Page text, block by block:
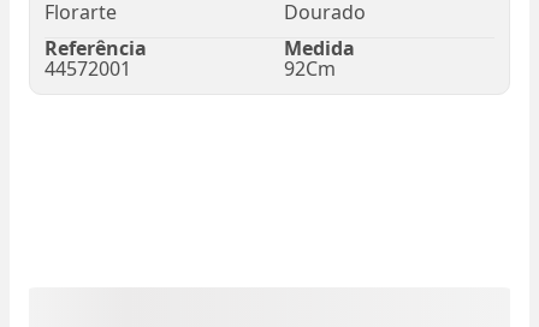
Florarte
Dourado
Referência
44572001
Medida
92Cm